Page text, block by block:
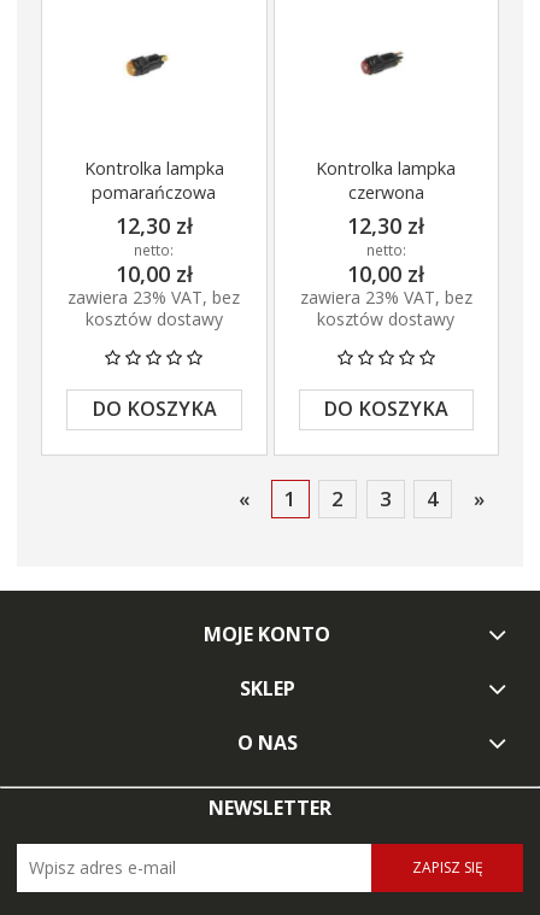
Kontrolka lampka
pomarańczowa
12,30 zł
netto:
10,00 zł
zawiera 23% VAT, bez
kosztów dostawy
DO KOSZYKA
Kontrolka lampka
czerwona
12,30 zł
netto:
10,00 zł
zawiera 23% VAT, bez
kosztów dostawy
DO KOSZYKA
« 1 2 3 4 »
MOJE KONTO
SKLEP
O NAS
NEWSLETTER
ZAPISZ SIĘ